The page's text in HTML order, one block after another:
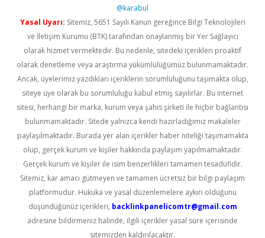
@karabul
Yasal Uyarı: Sitemiz, 5651 Sayılı Kanun gereğince Bilgi Teknolojileri
ve İletişim Kurumu (BTK) tarafından onaylanmış bir Yer Sağlayıcı
olarak hizmet vermektedir. Bu nedenle, sitedeki içerikleri proaktif
olarak denetleme veya araştırma yükümlülüğümüz bulunmamaktadır.
Ancak, üyelerimiz yazdıkları içeriklerin sorumluluğunu taşımakta olup,
siteye üye olarak bu sorumluluğu kabul etmiş sayılırlar. Bu internet
sitesi, herhangi bir marka, kurum veya şahıs şirketi ile hiçbir bağlantısı
bulunmamaktadır. Sitede yalnızca kendi hazırladığımız makaleler
paylaşılmaktadır. Burada yer alan içerikler haber niteliği taşımamakta
olup, gerçek kurum ve kişiler hakkında paylaşım yapılmamaktadır.
Gerçek kurum ve kişiler ile isim benzerlikleri tamamen tesadüfidir.
Sitemiz, kar amacı gütmeyen ve tamamen ücretsiz bir bilgi paylaşım
platformudur. Hukuka ve yasal düzenlemelere aykırı olduğunu
düşündüğünüz içerikleri, backlinkpanelicomtr@gmail.com
adresine bildirmeniz halinde, ilgili içerikler yasal süre içerisinde
sitemizden kaldırılacaktır.